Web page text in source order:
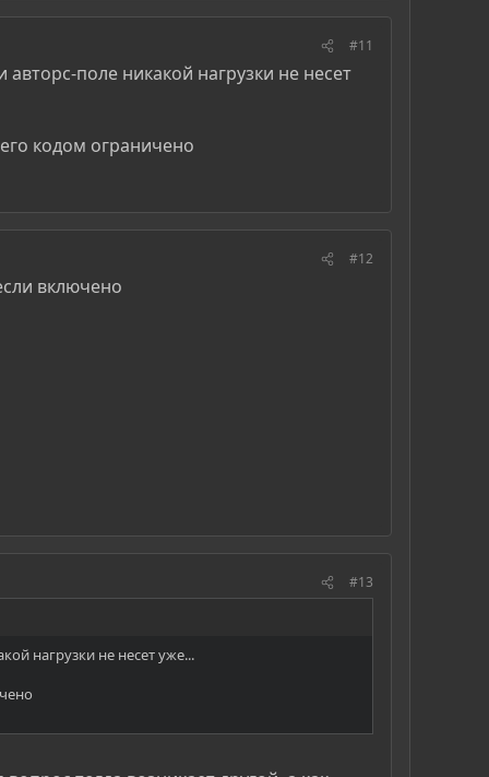
#11
поле никакой нагрузки не несет
кодом ограничено
#12
включено
#13
нагрузки не несет уже...